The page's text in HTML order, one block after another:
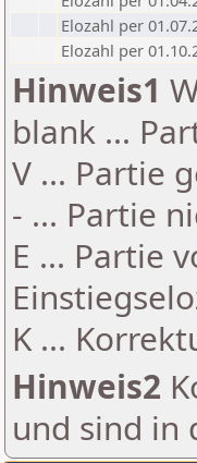
Elozahl per
Elozahl per
Hinweis1
blank ...
V ... Partie
- ... Partie
E ... Partie
K ...
Hinweis2
und sind in